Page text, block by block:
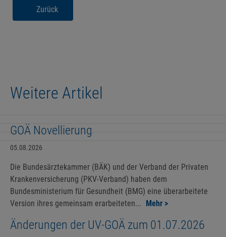
Zurück
Weitere Artikel
GOÄ Novellierung
05.08.2026
Die Bundesärztekammer (BÄK) und der Verband der Privaten
Krankenversicherung (PKV-Verband) haben dem
Bundesministerium für Gesundheit (BMG) eine überarbeitete
Version ihres gemeinsam erarbeiteten... Mehr >
Änderungen der UV-GOÄ zum 01.07.2026